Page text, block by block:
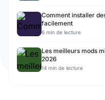
Comment installer
facilement
6 min de lecture
Les meilleurs mods
2026
14 min de lecture